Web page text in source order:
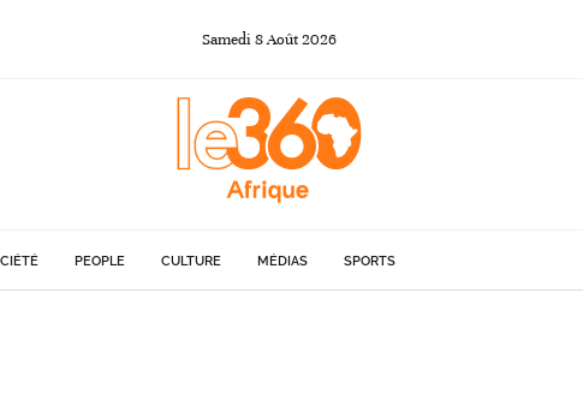
Samedi 8Août2026
PEOPLE CULTURE MÉDIAS SPORTS